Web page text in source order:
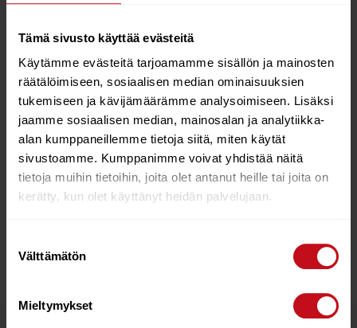
Tämä sivusto käyttää evästeitä
Käytämme evästeitä tarjoamamme sisällön ja mainosten
räätälöimiseen, sosiaalisen median ominaisuuksien
tukemiseen ja kävijämäärämme analysoimiseen. Lisäksi
jaamme sosiaalisen median, mainosalan ja analytiikka-
alan kumppaneillemme tietoja siitä, miten käytät
sivustoamme. Kumppanimme voivat yhdistää näitä
tietoja muihin tietoihin, joita olet antanut heille tai joita on
kerätty, kun olet käyttänyt heidän palvelujaan.
valinta
Välttämätön
Mieltymykset
heijastavien hihnojen ja sovitusjärjestelmän avulla
– näppärä ja vaivaton ”Snap & Go” Fidlock
magneettinen leukahihnan lukitusjärjestelmä
– Irrotettavat 3-osaiset tyynypehmusteet varmistavat
turvallisuuden, yksilöllisen istuvuuden ja mukavuuden
– Korkeussäädettävä takakiristin